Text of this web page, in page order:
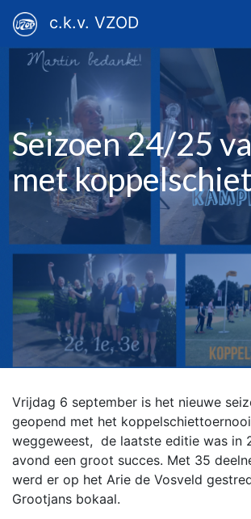
c.k.v. VZOD
Seizoen 24/25
met
Vrijdag 6 september is het nieuwe
geopend met het
weggeweest, de laatste editie was in
avond een groot succes. Met 35
werd er op het Arie de Vosveld
Grootjans bokaal.